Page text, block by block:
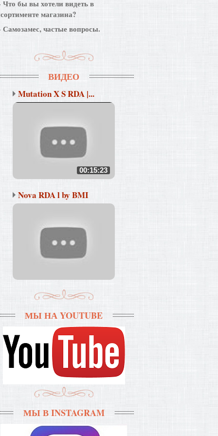
Что бы вы хотели видеть в
магазина?
Самозамес, частые вопросы.
ВИДЕО
Mutation X S RDA |...
00:15:23
Nova RDA l by BMI
МЫ НА YOUTUBE
МЫ В INSTAGRAM